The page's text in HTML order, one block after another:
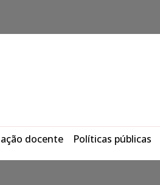
docente Políticas públicas